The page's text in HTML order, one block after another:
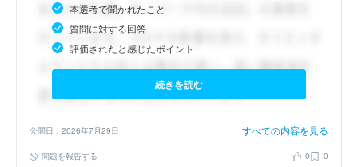
本選考で聞かれたこと
質問に対する回答
評価されたと感じたポイント
続きを読む
公開日：2026年7月29日 すべての内容を見る
問題を報告する 0 0